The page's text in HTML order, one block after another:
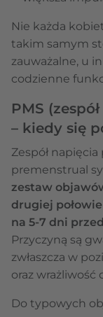
Nie każda
takim samym
zauważalne, u
codzienne
PMS
– kiedy się
Zespół
premenstrual
zestaw
drugiej
na 5-7 dni
Przyczyną są
zwłaszcza w
oraz wrażliwość
Do typowych